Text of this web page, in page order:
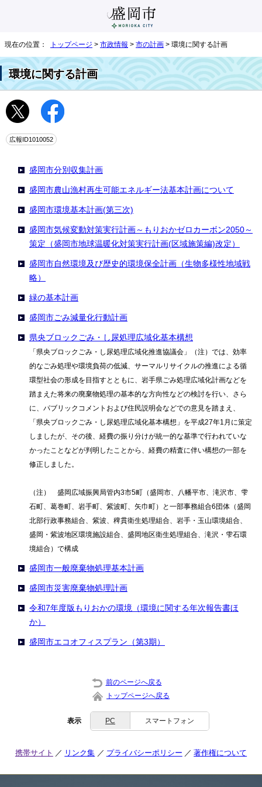
現在の位置： トップページ > 市政情報 > 市の計画 > 環境に関する計画
環境に関する計画
広報ID1010052
盛岡市分別収集計画
盛岡市農山漁村再生可能エネルギー法基本計画について
盛岡市環境基本計画(第三次)
盛岡市気候変動対策実行計画～もりおかゼロカーボン2050～
策定（盛岡市地球温暖化対策実行計画(区域施策編)改定）
盛岡市自然環境及び歴史的環境保全計画（生物多様性地域戦
略）
緑の基本計画
盛岡市ごみ減量化行動計画
県央ブロックごみ・し尿処理広域化基本構想
「県央ブロックごみ・し尿処理広域化推進協議会」（注）では、効率
的なごみ処理や環境負荷の低減、サーマルリサイクルの推進による循
環型社会の形成を目指すとともに、岩手県ごみ処理広域化計画などを
踏まえた将来の廃棄物処理の基本的な方向性などの検討を行い、さら
に、パブリックコメントおよび住民説明会などでの意見を踏まえ、
「県央ブロックごみ・し尿処理広域化基本構想」を平成27年1月に策定
しましたが、その後、経費の振り分けが統一的な基準で行われていな
かったことなどが判明したことから、経費の精査に伴い構想の一部を
修正しました。
（注） 盛岡広域振興局管内3市5町（盛岡市、八幡平市、滝沢市、雫
石町、葛巻町、岩手町、紫波町、矢巾町）と一部事務組合6団体（盛岡
北部行政事務組合、紫波、稗貫衛生処理組合、岩手・玉山環境組合、
盛岡・紫波地区環境施設組合、盛岡地区衛生処理組合、滝沢・雫石環
境組合）で構成
盛岡市一般廃棄物処理基本計画
盛岡市災害廃棄物処理計画
令和7年度版もりおかの環境（環境に関する年次報告書ほ
か）
盛岡市エコオフィスプラン（第3期）
前のページへ戻る
トップページへ戻る
表示 PC スマートフォン
携帯サイト リンク集 プライバシーポリシー 著作権について